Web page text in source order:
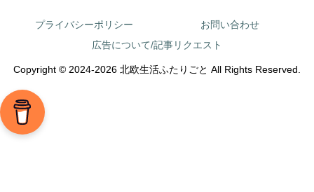
プライバシーポリシー
お問い合わせ
広告について/記事リクエスト
Copyright © 2024-2026 北欧生活ふたりごと All Rights Reserved.